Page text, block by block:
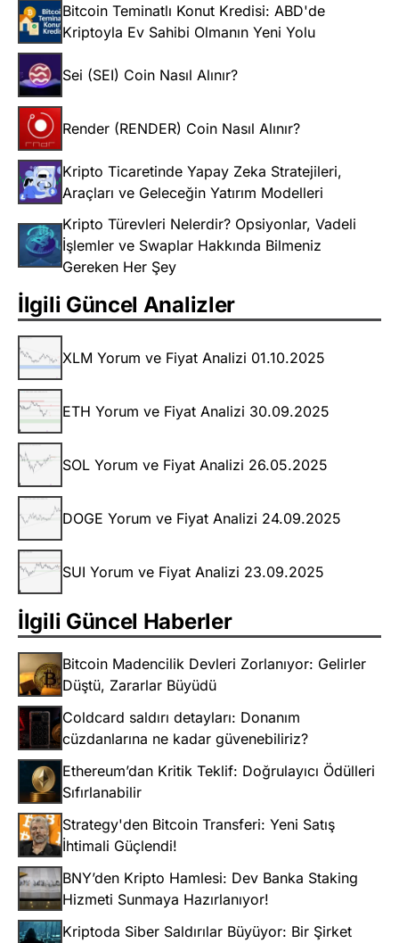
Bitcoin Teminatlı Konut Kredisi: ABD'de
Kriptoyla Ev Sahibi Olmanın Yeni Yolu
Sei (SEI) Coin Nasıl Alınır?
Render (RENDER) Coin Nasıl Alınır?
Kripto Ticaretinde Yapay Zeka Stratejileri,
Araçları ve Geleceğin Yatırım Modelleri
Kripto Türevleri Nelerdir? Opsiyonlar, Vadeli
İşlemler ve Swaplar Hakkında Bilmeniz
Gereken Her Şey
İlgili Güncel Analizler
XLM Yorum ve Fiyat Analizi 01.10.2025
ETH Yorum ve Fiyat Analizi 30.09.2025
SOL Yorum ve Fiyat Analizi 26.05.2025
DOGE Yorum ve Fiyat Analizi 24.09.2025
SUI Yorum ve Fiyat Analizi 23.09.2025
İlgili Güncel Haberler
Bitcoin Madencilik Devleri Zorlanıyor: Gelirler
Düştü, Zararlar Büyüdü
Coldcard saldırı detayları: Donanım
cüzdanlarına ne kadar güvenebiliriz?
Ethereum’dan Kritik Teklif: Doğrulayıcı Ödülleri
Sıfırlanabilir
Strategy'den Bitcoin Transferi: Yeni Satış
İhtimali Güçlendi!
BNY’den Kripto Hamlesi: Dev Banka Staking
Hizmeti Sunmaya Hazırlanıyor!
Kriptoda Siber Saldırılar Büyüyor: Bir Şirket